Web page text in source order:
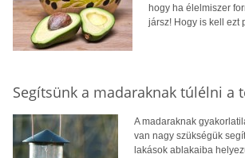
hogy ha élelmiszer
jársz! Hogy is kell ezt
Segítsünk a madaraknak túlélni a
A madaraknak
van nagy szükségük
lakások ablakaiba